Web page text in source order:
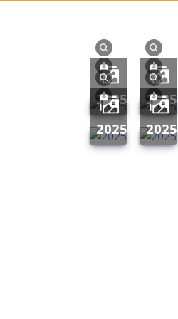
2025 2025
2025
2025